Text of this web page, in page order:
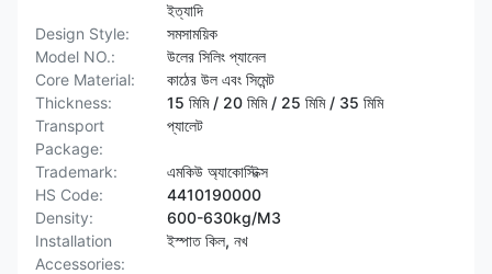
ইত্যাদি
Design Style:
সমসাময়িক
Model NO.:
উলের সিলিং প্যানেল
Core Material:
কাঠের উল এবং সিমেন্ট
Thickness:
15 মিমি / 20 মিমি / 25 মিমি / 35 মিমি
Transport
Package:
প্যালেট
Trademark:
এমকিউ অ্যাকোস্টিক্স
HS Code:
4410190000
Density:
600-630kg/M3
Installation
Accessories:
ইস্পাত কিল, নখ